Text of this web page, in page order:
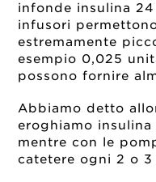
infonde insulina
infusori
estremamente
esempio 0,025
possono fornire
Abbiamo detto
eroghiamo
mentre con le
catetere ogni 2 o 3